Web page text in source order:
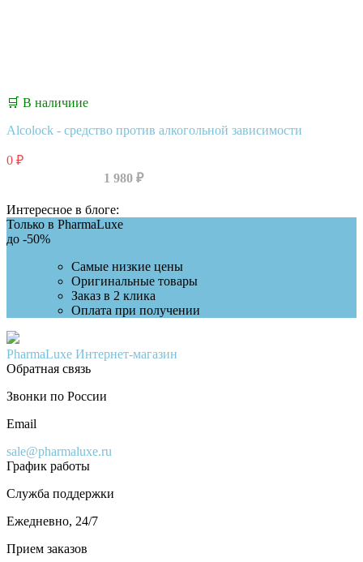
🛒 В наличиие
Alcolock - средство против алкогольной зависимости
0 ₽
1 980 ₽
Интересное в блоге:
Только в PharmaLuxe
до -50%
Самые низкие цены
Оригинальные товары
Заказ в 2 клика
Оплата при получении
PharmaLuxe Интернет-магазин
Обратная связь
Звонки по России
Email
sale@pharmaluxe.ru
График работы
Служба поддержки
Ежедневно, 24/7
Прием заказов